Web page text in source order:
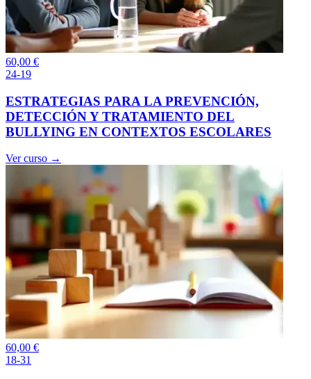
60,00 €
24-19
ESTRATEGIAS PARA LA PREVENCIÓN,
DETECCIÓN Y TRATAMIENTO DEL
BULLYING EN CONTEXTOS ESCOLARES
Ver curso →
60,00 €
18-31